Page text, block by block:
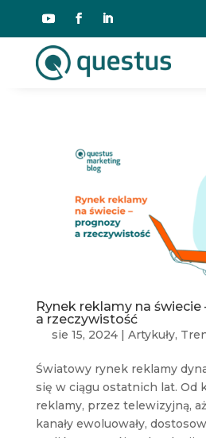
Rynek reklamy na świecie
a rzeczywistość
sie 15, 2024| Artykuły,
Światowy rynek reklamy
się w ciągu ostatnich lat. Od
reklamy, przez telewizyjną,
kanały ewoluowały,